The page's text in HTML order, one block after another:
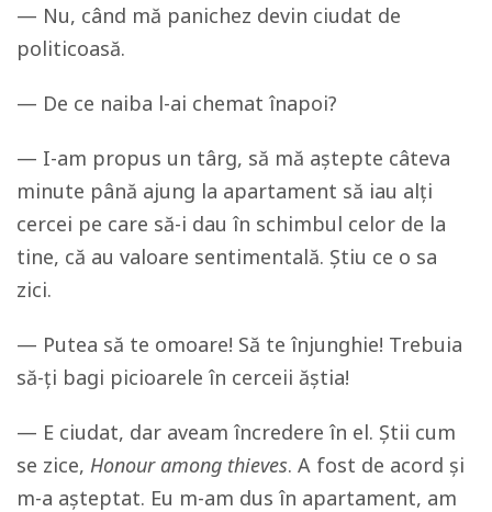
— Nu, când mă panichez devin ciudat de
politicoasă.
— De ce naiba l-ai chemat înapoi?
— I-am propus un târg, să mă aștepte câteva
minute până ajung la apartament să iau alți
cercei pe care să-i dau în schimbul celor de la
tine, că au valoare sentimentală. Știu ce o sa
zici.
— Putea să te omoare! Să te înjunghie! Trebuia
să-ți bagi picioarele în cerceii ăștia!
— E ciudat, dar aveam încredere în el. Știi cum
se zice, Honour among thieves. A fost de acord și
m-a așteptat. Eu m-am dus în apartament, am